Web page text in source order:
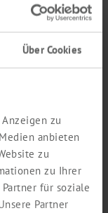
Über Cookies
zu
anbieten
zu
zu Ihrer
für soziale
Partner